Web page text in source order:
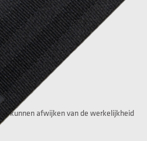
kunnen afwijken van de werkelijkheid